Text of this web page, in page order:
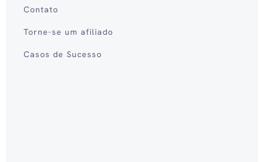
Contato
Torne-se um afiliado
Casos de Sucesso